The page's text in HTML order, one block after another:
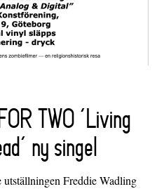
TWO ‘Living
ny singel
utställningen Freddie Wadling